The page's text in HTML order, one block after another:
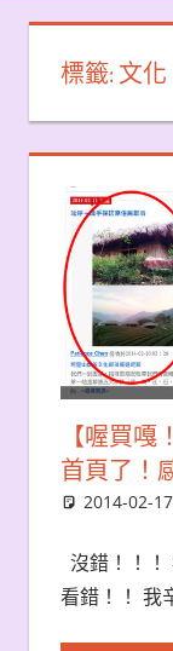
標籤:文化
【喔買
首頁了！
2014-02-17
沒錯！！
看錯！！ 我